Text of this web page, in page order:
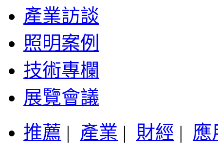
產業訪談
照明案例
技術專欄
展覽會議
推薦 | 產業 | 財經 | 應